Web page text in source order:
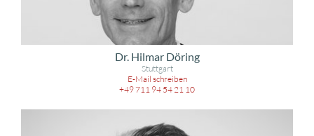
Dr. Hilmar Döring
Stuttgart
E-Mail schreiben
+49 711 94 54 21 10